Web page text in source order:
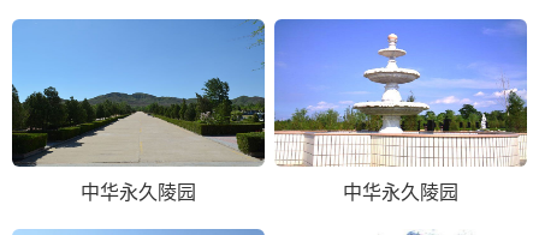
中华永久陵园 中华永久陵园